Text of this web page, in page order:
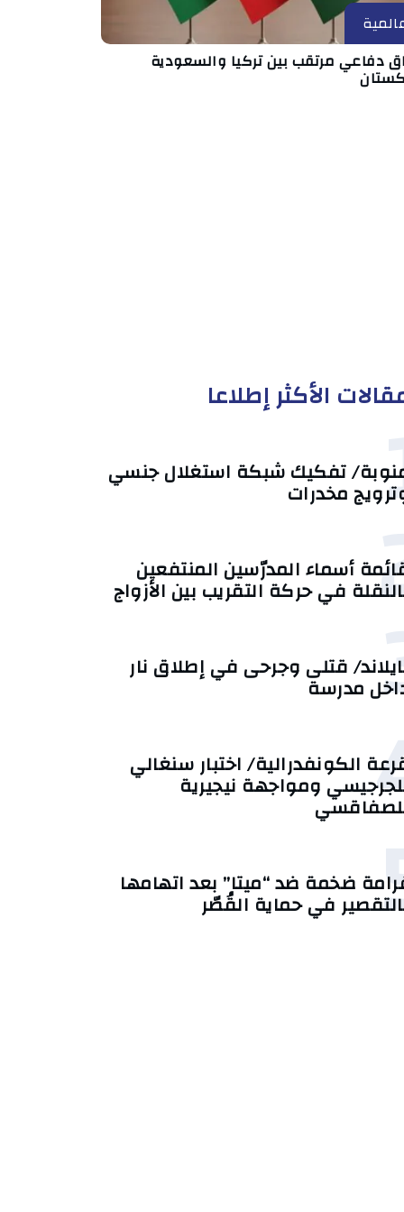
دفاعي مرتقب بين تركيا والسعودية
الأكثر إطلاعا
تفكيك شبكة استغلال جنسي
مخدرات
أسماء المدرّسين المنتفعين
في حركة التقريب بين الأزواج
قتلى وجرحى في إطلاق نار
مدرسة
الكونفدرالية/ اختبار سنغالي
ومواجهة نيجيرية
ضخمة ضد “ميتا” بعد اتهامها
في حماية القُصّر